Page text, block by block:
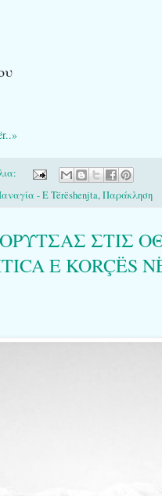
- E Tërëshenjta,Παράκληση
ΣΤΙΣ
E KORÇËS